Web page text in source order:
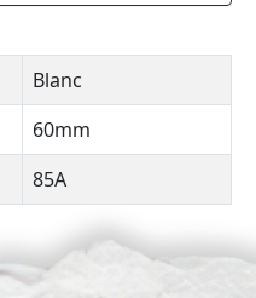
Blanc
60mm
85A